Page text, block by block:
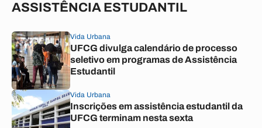
ASSISTÊNCIA ESTUDANTIL
Vida Urbana
UFCG divulga calendário de processo
seletivo em programas de Assistência
Estudantil
Vida Urbana
Inscrições em assistência estudantil da
UFCG terminam nesta sexta